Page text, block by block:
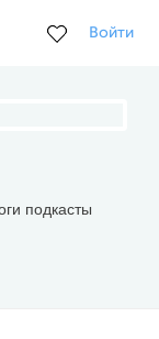
Войти
подкасты